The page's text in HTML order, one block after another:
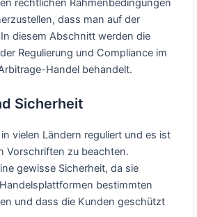
rechtlichen Rahmenbedingungen
dass man auf der
diesem Abschnitt werden die
Regulierung und Compliance im
Handel behandelt.
Sicherheit
vielen Ländern reguliert und es ist
Vorschriften zu beachten.
gewisse Sicherheit, da sie
bestimmten
und dass die Kunden geschützt